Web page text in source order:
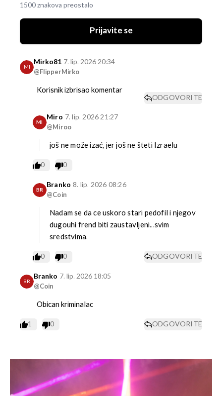
1500 znakova preostalo
Prijavite se
MI
Mirko81
@FlipperMirko
7. lip. 2026 20:34
Korisnik izbrisao komentar
ODGOVORITE
MI
Miro
@Miroo
7. lip. 2026 21:27
još ne može izać, jer još ne šteti Izraelu
0 0
BR
Branko
@Coin
8. lip. 2026 08:26
Nadam se da ce uskoro stari pedofil i njegov
dugouhi frend biti zaustavljeni...svim
sredstvima.
0 0 ODGOVORITE
BR
Branko
@Coin
7. lip. 2026 18:05
Obican kriminalac
1 0 ODGOVORITE